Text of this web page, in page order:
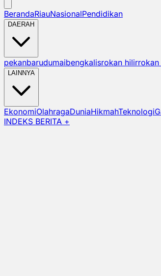
BerandaRiauNasionalPendidikan
DAERAH
pekanbarudumaibengkalisrokan hilirrokan
LAINNYA
EkonomiOlahragaDuniaHikmahTeknologi
INDEKS BERITA +